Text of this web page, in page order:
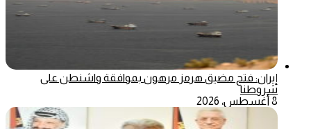
إيران: فتح مضيق هرمز مرهون بموافقة واشنطن على
شروطنا
8 أغسطس، 2026